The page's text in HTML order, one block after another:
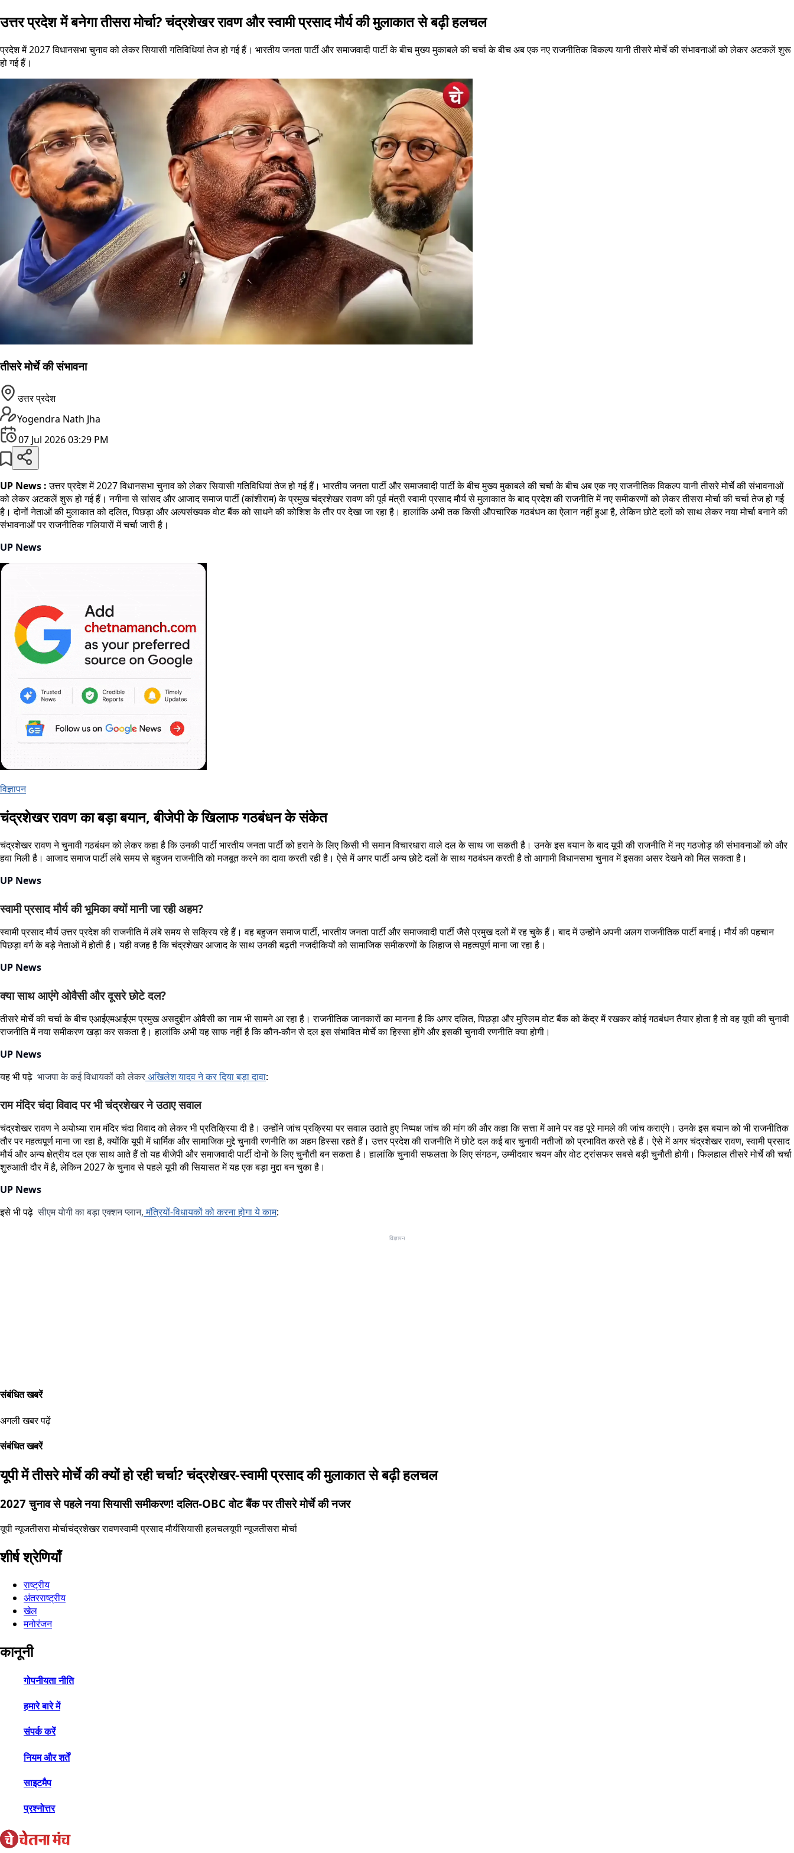
उत्तर प्रदेश में बनेगा तीसरा मोर्चा? चंद्रशेखर रावण और स्वामी प्रसाद मौर्य की मुलाकात से बढ़ी हलचल
प्रदेश में 2027 विधानसभा चुनाव को लेकर सियासी गतिविधियां तेज हो गई हैं। भारतीय जनता पार्टी और समाजवादी पार्टी के बीच मुख्य मुकाबले की चर्चा के बीच अब एक नए राजनीतिक विकल्प यानी तीसरे मोर्चे की संभावनाओं को लेकर अटकलें शुरू
हो गई हैं।
तीसरे मोर्चे की संभावना
उत्तर प्रदेश
Yogendra Nath Jha
07 Jul 2026 03:29 PM
UP News :उत्तर प्रदेश में 2027 विधानसभा चुनाव को लेकर सियासी गतिविधियां तेज हो गई हैं। भारतीय जनता पार्टी और समाजवादी पार्टी के बीच मुख्य मुकाबले की चर्चा के बीच अब एक नए राजनीतिक विकल्प यानी तीसरे मोर्चे की संभावनाओं
को लेकर अटकलें शुरू हो गई हैं। नगीना से सांसद और आजाद समाज पार्टी (कांशीराम) के प्रमुख चंद्रशेखर रावण की पूर्व मंत्री स्वामी प्रसाद मौर्य से मुलाकात के बाद प्रदेश की राजनीति में नए समीकरणों को लेकर तीसरा मोर्चा की चर्चा तेज हो गई
है। दोनों नेताओं की मुलाकात को दलित, पिछड़ा और अल्पसंख्यक वोट बैंक को साधने की कोशिश के तौर पर देखा जा रहा है। हालांकि अभी तक किसी औपचारिक गठबंधन का ऐलान नहीं हुआ है, लेकिन छोटे दलों को साथ लेकर नया मोर्चा बनाने की
संभावनाओं पर राजनीतिक गलियारों में चर्चा जारी है।
UP News
विज्ञापन
चंद्रशेखर रावण का बड़ा बयान, बीजेपी के खिलाफ गठबंधन के संकेत
चंद्रशेखर रावण ने चुनावी गठबंधन को लेकर कहा है कि उनकी पार्टी भारतीय जनता पार्टी को हराने के लिए किसी भी समान विचारधारा वाले दल के साथ जा सकती है। उनके इस बयान के बाद यूपी की राजनीति में नए गठजोड़ की संभावनाओं को और
हवा मिली है। आजाद समाज पार्टी लंबे समय से बहुजन राजनीति को मजबूत करने का दावा करती रही है। ऐसे में अगर पार्टी अन्य छोटे दलों के साथ गठबंधन करती है तो आगामी विधानसभा चुनाव में इसका असर देखने को मिल सकता है।
UP News
स्वामी प्रसाद मौर्य की भूमिका क्यों मानी जा रही अहम?
स्वामी प्रसाद मौर्य उत्तर प्रदेश की राजनीति में लंबे समय से सक्रिय रहे हैं। वह बहुजन समाज पार्टी, भारतीय जनता पार्टी और समाजवादी पार्टी जैसे प्रमुख दलों में रह चुके हैं। बाद में उन्होंने अपनी अलग राजनीतिक पार्टी बनाई। मौर्य की पहचान
पिछड़ा वर्ग के बड़े नेताओं में होती है। यही वजह है कि चंद्रशेखर आजाद के साथ उनकी बढ़ती नजदीकियों को सामाजिक समीकरणों के लिहाज से महत्वपूर्ण माना जा रहा है।
UP News
क्या साथ आएंगे ओवैसी और दूसरे छोटे दल?
तीसरे मोर्चे की चर्चा के बीच एआईएमआईएम प्रमुख असदुद्दीन ओवैसी का नाम भी सामने आ रहा है। राजनीतिक जानकारों का मानना है कि अगर दलित, पिछड़ा और मुस्लिम वोट बैंक को केंद्र में रखकर कोई गठबंधन तैयार होता है तो वह यूपी की चुनावी
राजनीति में नया समीकरण खड़ा कर सकता है। हालांकि अभी यह साफ नहीं है कि कौन-कौन से दल इस संभावित मोर्चे का हिस्सा होंगे और इसकी चुनावी रणनीति क्या होगी।
UP News
यह भी पढ़े भाजपा के कई विधायकों को लेकरअखिलेश यादव ने कर दिया बड़ा दावा:
राम मंदिर चंदा विवाद पर भी चंद्रशेखर ने उठाए सवाल
चंद्रशेखर रावण ने अयोध्या राम मंदिर चंदा विवाद को लेकर भी प्रतिक्रिया दी है। उन्होंने जांच प्रक्रिया पर सवाल उठाते हुए निष्पक्ष जांच की मांग की और कहा कि सत्ता में आने पर वह पूरे मामले की जांच कराएंगे। उनके इस बयान को भी राजनीतिक
तौर पर महत्वपूर्ण माना जा रहा है, क्योंकि यूपी में धार्मिक और सामाजिक मुद्दे चुनावी रणनीति का अहम हिस्सा रहते हैं। उत्तर प्रदेश की राजनीति में छोटे दल कई बार चुनावी नतीजों को प्रभावित करते रहे हैं। ऐसे में अगर चंद्रशेखर रावण, स्वामी प्रसाद
मौर्य और अन्य क्षेत्रीय दल एक साथ आते हैं तो यह बीजेपी और समाजवादी पार्टी दोनों के लिए चुनौती बन सकता है। हालांकि चुनावी सफलता के लिए संगठन, उम्मीदवार चयन और वोट ट्रांसफर सबसे बड़ी चुनौती होगी। फिलहाल तीसरे मोर्चे की चर्चा
शुरुआती दौर में है, लेकिन 2027 के चुनाव से पहले यूपी की सियासत में यह एक बड़ा मुद्दा बन चुका है।
UP News
इसे भी पढ़े सीएम योगी का बड़ा एक्शन प्लान,मंत्रियों-विधायकों को करना होगा ये काम:
विज्ञापन
संबंधित खबरें
अगली खबर पढ़ें
संबंधित खबरें
यूपी में तीसरे मोर्चे की क्यों हो रही चर्चा? चंद्रशेखर-स्वामी प्रसाद की मुलाकात से बढ़ी हलचल
2027 चुनाव से पहले नया सियासी समीकरण! दलित-OBC वोट बैंक पर तीसरे मोर्चे की नजर
यूपी न्यूजतीसरा मोर्चाचंद्रशेखर रावणस्वामी प्रसाद मौर्यसियासी हलचलयूपी न्यूजतीसरा मोर्चा
शीर्ष श्रेणियाँ
राष्ट्रीय
अंतरराष्ट्रीय
खेल
मनोरंजन
कानूनी
गोपनीयता नीति
हमारे बारे में
संपर्क करें
नियम और शर्तें
साइटमैप
प्रश्नोत्तर